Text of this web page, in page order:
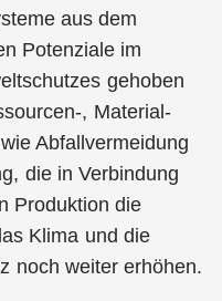
aus dem
Potenziale im
gehoben
, Material-
Abfallvermeidung
die in Verbindung
Produktion die
Klima und die
noch weiter erhöhen.